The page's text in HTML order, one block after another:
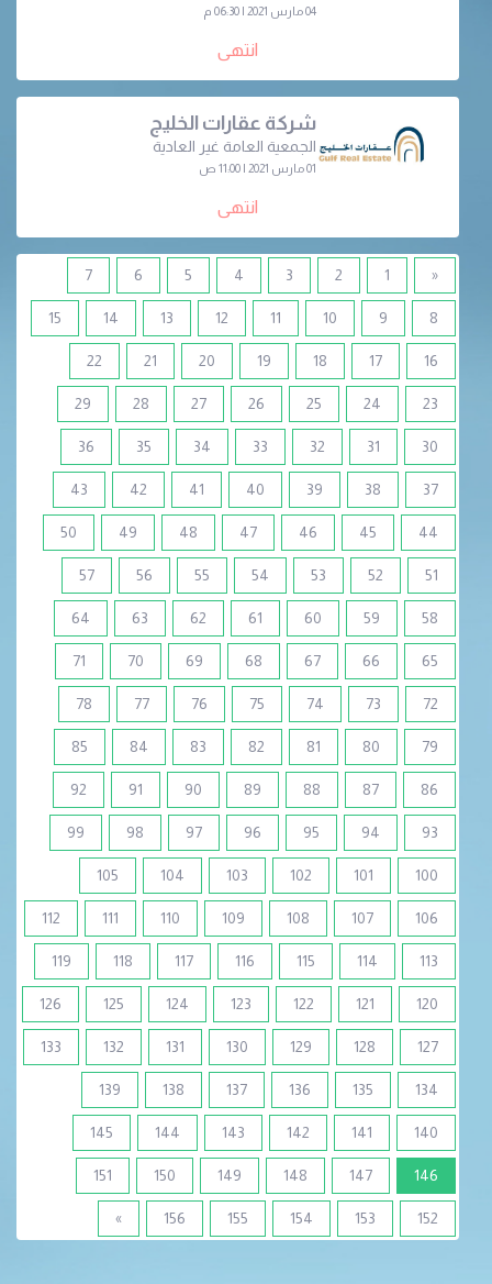
04 مارس 2021 | 06:30 م
انتهى
شركة عقارات الخليج
الجمعية العامة غير العادية
01 مارس 2021 | 11:00 ص
انتهى
«
1
2
3
4
5
6
7
8
9
10
11
12
13
14
15
16
17
18
19
20
21
22
23
24
25
26
27
28
29
30
31
32
33
34
35
36
37
38
39
40
41
42
43
44
45
46
47
48
49
50
51
52
53
54
55
56
57
58
59
60
61
62
63
64
65
66
67
68
69
70
71
72
73
74
75
76
77
78
79
80
81
82
83
84
85
86
87
88
89
90
91
92
93
94
95
96
97
98
99
100
101
102
103
104
105
106
107
108
109
110
111
112
113
114
115
116
117
118
119
120
121
122
123
124
125
126
127
128
129
130
131
132
133
134
135
136
137
138
139
140
141
142
143
144
145
146
(current)
147
148
149
150
151
152
153
154
155
156
»